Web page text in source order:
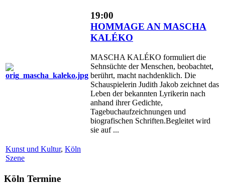
19:00
HOMMAGE AN MASCHA
KALÉKO
MASCHA KALÉKO formuliert die
Sehnsüchte der Menschen, beobachtet,
berührt, macht nachdenklich. Die
Schauspielerin Judith Jakob zeichnet das
Leben der bekannten Lyrikerin nach
anhand ihrer Gedichte,
Tagebuchaufzeichnungen und
biografischen Schriften.Begleitet wird
sie auf ...
Kunst und Kultur, Köln
Szene
Köln Termine